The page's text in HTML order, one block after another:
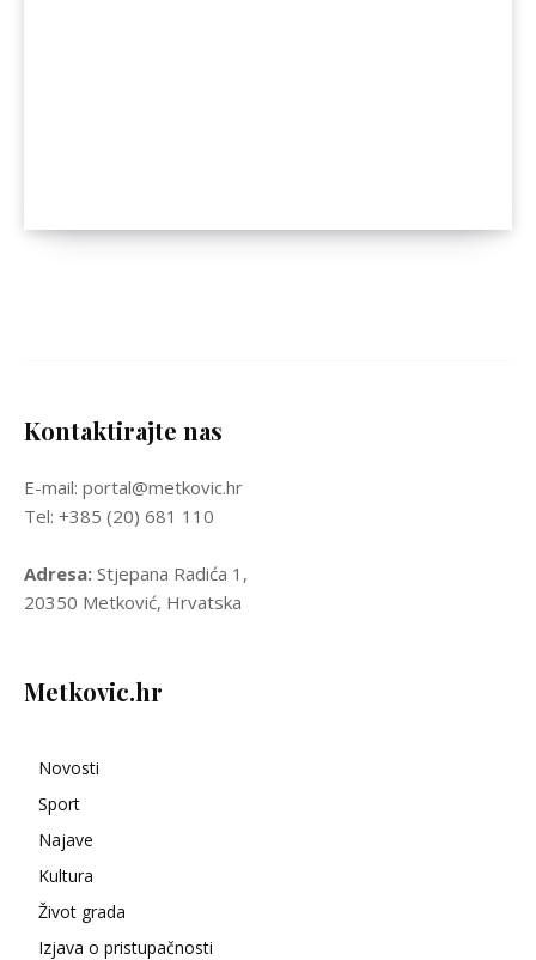
Kontaktirajte nas
E-mail: portal@metkovic.hr
Tel: +385 (20) 681 110
Adresa: Stjepana Radića 1,
20350 Metković, Hrvatska
Metkovic.hr
Novosti
Sport
Najave
Kultura
Život grada
Izjava o pristupačnosti